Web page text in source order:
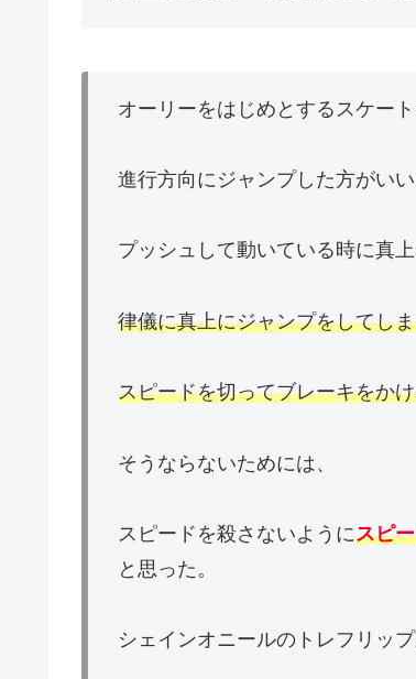
オーリーをはじめとするスケー
進行方向にジャンプした方がい
プッシュして動いている時に真
律儀に真上にジャンプをしてし
スピードを切ってブレーキをか
そうならないためには、
スピードを殺さないようにスピ
と思った。
シェインオニールのトレフリッ